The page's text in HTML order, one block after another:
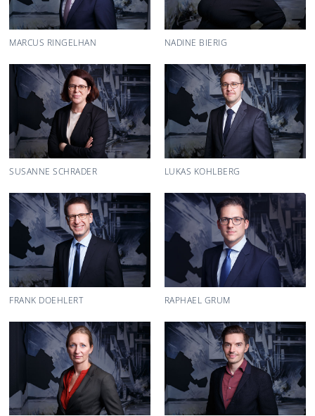
MARCUS RINGELHAN NADINE BIERIG
SUSANNE SCHRADER LUKAS KOHLBERG
FRANK DOEHLERT RAPHAEL GRUM